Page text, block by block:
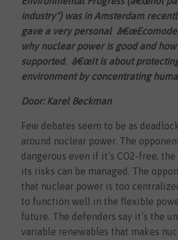
industry“) was in Amsterdam
gave a very personal â€œ
why nuclear power is good and
supported. â€œIt is about
environment by concentrating
Door: Karel Beckman
Few debates seem to be as
around nuclear power. The
dangerous even if it’s CO2-free,
its risks can be managed. The
that nuclear power is too
to function well in the flexible
future. The defenders say it’s the
variable renewables that makes